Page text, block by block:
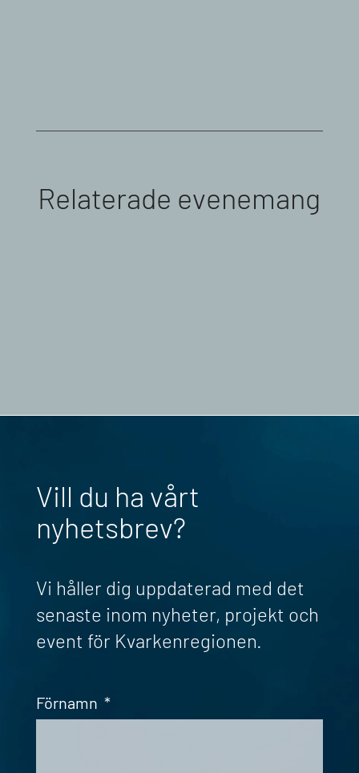
Relaterade evenemang
Vill du ha vårt
nyhetsbrev?
Vi håller dig uppdaterad med det
senaste inom nyheter, projekt och
event för Kvarkenregionen.
Förnamn *